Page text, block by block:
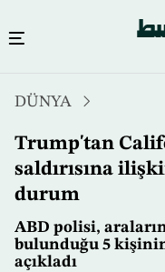
içeriğe
atla
DÜNYA
Trump'tan
saldırısına
durum
ABD polisi,
bulunduğu 5
açıkladı